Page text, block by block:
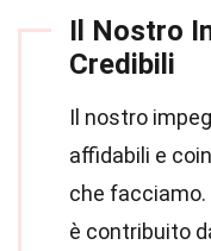
Il Nostro
Credibili
Il nostro
affidabili e
che
è contribuito